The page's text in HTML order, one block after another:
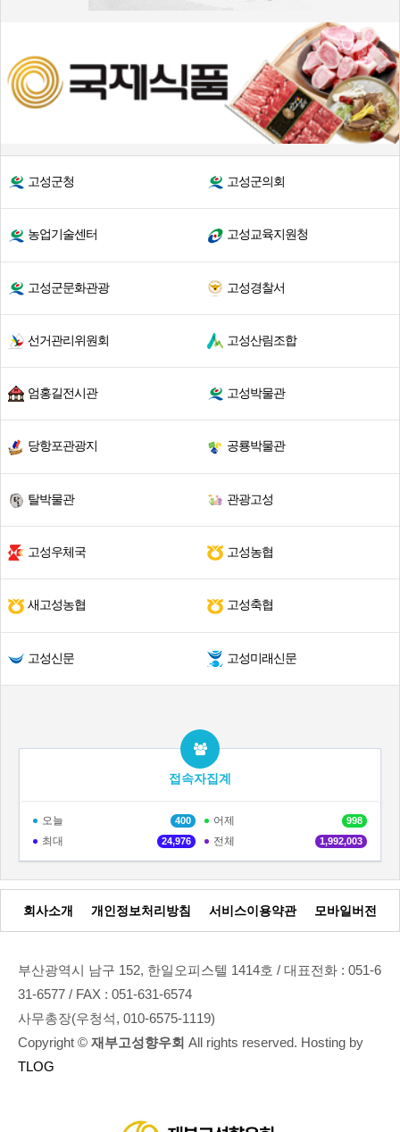
고성군청 고성군의회
농업기술센터 고성교육지원청
고성군문화관광 고성경찰서
선거관리위원회 고성산림조합
엄홍길전시관 고성박물관
당항포관광지 공룡박물관
탈박물관 관광고성
고성우체국 고성농협
새고성농협 고성축협
고성신문 고성미래신문
접속자집계
오늘 400 어제 998
최대 24,976 전체 1,992,003
회사소개 개인정보처리방침 서비스이용약관 모바일버전
부산광역시 남구 152, 한일오피스텔 1414호 / 대표전화 : 051-6
31-6577 / FAX : 051-631-6574
사무총장(우청석, 010-6575-1119)
Copyright © 재부고성향우회 All rights reserved. Hosting by
TLOG